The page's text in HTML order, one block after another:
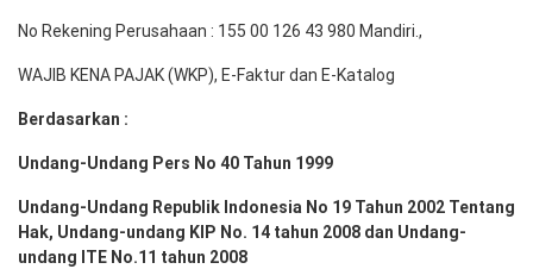
No Rekening Perusahaan : 155 00 126 43 980 Mandiri.,
WAJIB KENA PAJAK (WKP), E-Faktur dan E-Katalog
Berdasarkan :
Undang-Undang Pers No 40 Tahun 1999
Undang-Undang Republik Indonesia No 19 Tahun 2002 Tentang
Hak, Undang-undang KIP No. 14 tahun 2008 dan Undang-
undang ITE No.11 tahun 2008